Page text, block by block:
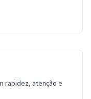
rapidez, atenção e